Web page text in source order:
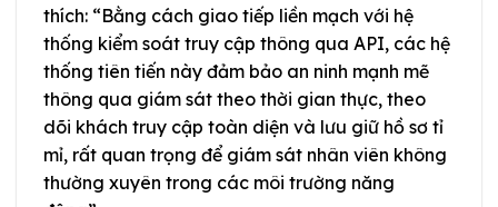
thích: “Bằng cách giao tiếp liền mạch với hệ
thống kiểm soát truy cập thông qua API, các hệ
thống tiên tiến này đảm bảo an ninh mạnh mẽ
thông qua giám sát theo thời gian thực, theo
dõi khách truy cập toàn diện và lưu giữ hồ sơ tỉ
mỉ, rất quan trọng để giám sát nhân viên không
thường xuyên trong các môi trường năng